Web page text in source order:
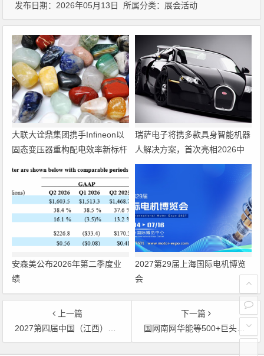
发布日期：2026年05月13日 所属分类： 展会活动
大联大诠鼎集团携手Infineon以
固态变压器重构配电效率新标杆
瑞萨电子将携多款具身智能机器
人解决方案，首次亮相2026中
国具身智能机器人产业大会
安森美公布2026年第二季度业
绩
2027第29届上海国际电机博览
会
上一篇
2027第四届中国（江西）国际铸造压铸、锻造、热处理工业炉展览会
下一篇
国网南网华能等500+巨头齐聚 6万买家抢滩 四川国际储能展启幕十五五能源革命